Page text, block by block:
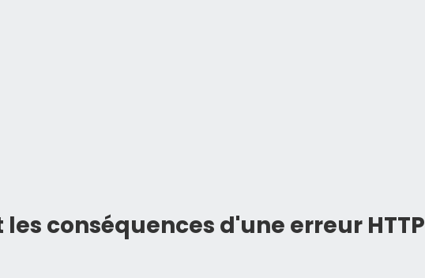
conséquences d'une erreur HTTP